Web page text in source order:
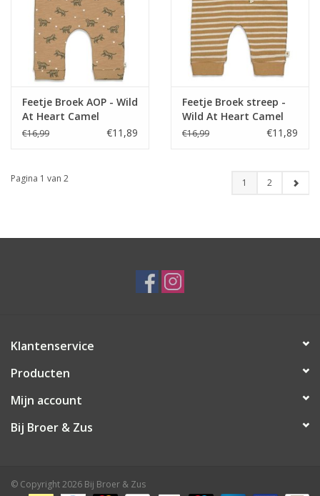
Feetje Broek AOP - Wild
At Heart Camel
€16,99 €11,89
Feetje Broek streep -
Wild At Heart Camel
€16,99 €11,89
Pagina 1 van 2 1 2
Klantenservice
Producten
Mijn account
Bij Broer & Zus
© Copyright 2026 Bij Broer & Zus